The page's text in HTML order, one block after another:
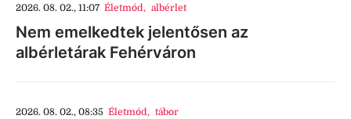
2026. 08. 02., 11:07 Életmód, albérlet
Nem emelkedtek jelentősen az
albérletárak Fehérváron
2026. 08. 02., 08:35 Életmód, tábor